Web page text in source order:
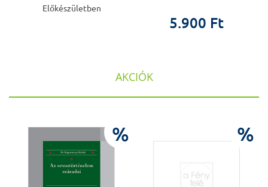
Előkészületben
5.900 Ft
AKCIÓK
% %